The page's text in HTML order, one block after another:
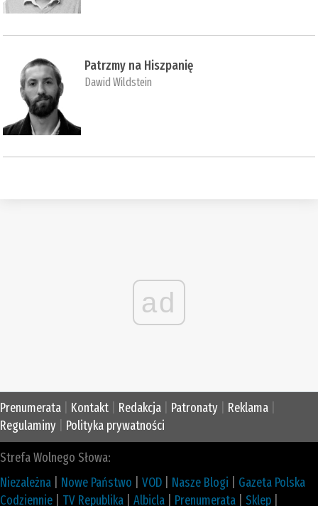
Patrzmy na Hiszpanię
Dawid Wildstein
ad
Prenumerata Kontakt Redakcja Patronaty Reklama
Regulaminy
Polityka prywatności
Strefa Wolnego Słowa:
Niezależna
Nowe Państwo VOD Nasze Blogi
Gazeta Polska
Codziennie
TV Republika Albicla Prenumerata Sklep